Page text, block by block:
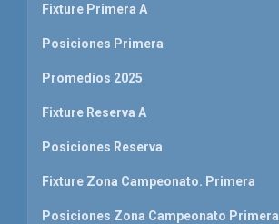
Fixture Primera A
Posiciones Primera
Promedios 2025
Fixture Reserva A
Posiciones Reserva
Fixture Zona Campeonato. Primera
Posiciones Zona Campeonato Primera